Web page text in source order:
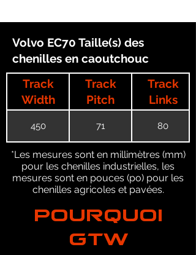
Volvo EC70 Taille(s) des
chenilles en caoutchouc
Track
Width
Track
Pitch
Track
Links
450 71 80
*Les mesures sont en millimètres (mm)
pour les chenilles industrielles, les
mesures sont en pouces (po) pour les
chenilles agricoles et pavées.
POURQUOI
GTW